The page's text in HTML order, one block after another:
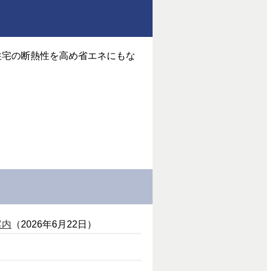
の断熱性を高め省エネにもな
（2026年6月22日）